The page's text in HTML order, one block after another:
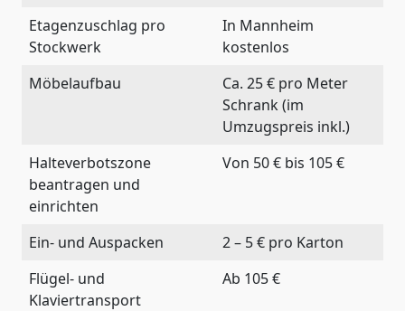
Etagenzuschlag pro
Stockwerk
In Mannheim
kostenlos
Möbelaufbau
Ca. 25 € pro Meter
Schrank (im
Umzugspreis inkl.)
Halteverbotszone
beantragen und
einrichten
Von 50 € bis 105 €
Ein- und Auspacken
2 – 5 € pro Karton
Flügel- und
Klaviertransport
Ab 105 €